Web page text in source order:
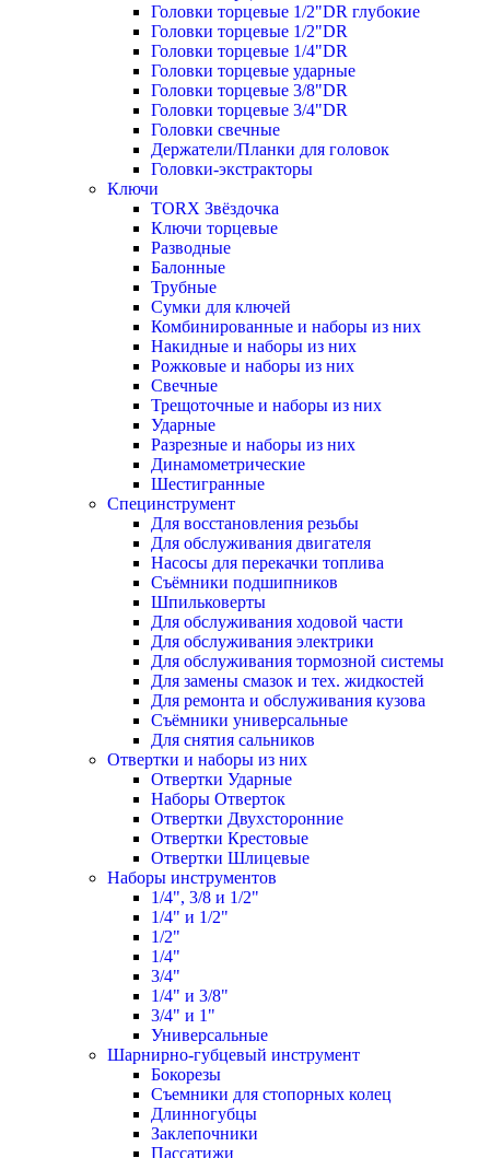
Головки торцевые 1/2"DR глубокие
Головки торцевые 1/2"DR
Головки торцевые 1/4"DR
Головки торцевые ударные
Головки торцевые 3/8"DR
Головки торцевые 3/4"DR
Головки свечные
Держатели/Планки для головок
Головки-экстракторы
Ключи
TORX Звёздочка
Ключи торцевые
Разводные
Балонные
Трубные
Сумки для ключей
Комбинированные и наборы из них
Накидные и наборы из них
Рожковые и наборы из них
Свечные
Трещоточные и наборы из них
Ударные
Разрезные и наборы из них
Динамометрические
Шестигранные
Специнструмент
Для восстановления резьбы
Для обслуживания двигателя
Насосы для перекачки топлива
Съёмники подшипников
Шпильковерты
Для обслуживания ходовой части
Для обслуживания электрики
Для обслуживания тормозной системы
Для замены смазок и тех. жидкостей
Для ремонта и обслуживания кузова
Съёмники универсальные
Для снятия сальников
Отвертки и наборы из них
Отвертки Ударные
Наборы Отверток
Отвертки Двухсторонние
Отвертки Крестовые
Отвертки Шлицевые
Наборы инструментов
1/4", 3/8 и 1/2"
1/4" и 1/2"
1/2"
1/4"
3/4"
1/4" и 3/8"
3/4" и 1"
Универсальные
Шарнирно-губцевый инструмент
Бокорезы
Съемники для стопорных колец
Длинногубцы
Заклепочники
Пассатижи